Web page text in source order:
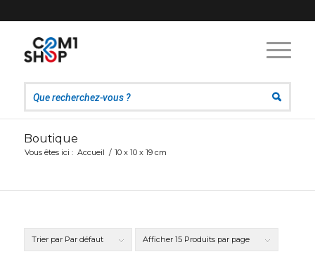
Boutique
Vous êtes ici : Accueil / 10 x 10 x 19 cm
Trier par Par défaut Afficher 15 Produits par page